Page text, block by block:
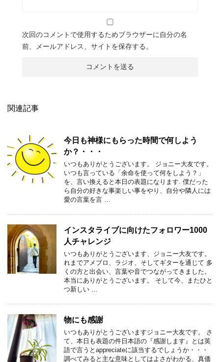
次回のコメントで使用するためブラウザーに自分の名
前、メールアドレス、サイトを保存する。
関連記事
今日も神様にもらった時間で何しよう
か？・・・
いつもありがとうございます。 ジョニー大友です。
いつも言っている「余命を使って何をしよう？」
を、言い換えると本日の表題になります. 僕だった
ら自分の好きな事楽しい事をやり、自分や隣人には
愛の言葉を言 …
インスタライブに向けたフォロワー1000
人チャレンジ
いつもありがとうございます、ジョニー大友です。
れまでアメブロ、ラジオ、そしてギターを通じて 多
くの方と出会い、言葉や音でつながってきました。
本当にありがとうございます。 そして今、またひと
つ新しい …
物にも感謝
いつもありがとうございますジョニー大友です。 さ
て、本日も表題の件日本語の『感謝します』とは英
語で言うとappreciateに該当するでしょうか・・・
調べてみると主な意味としてはよさがわかる、真価